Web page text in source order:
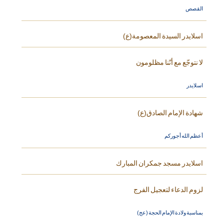
القصص
اسلايدر السيدة المعصومة(ع)
لا نتوجّع مع أنّنا مظلومون
اسلايدر
شهادة الإمام الصادق(ع)
أعظم الله أجوركم
اسلايدر مسجد جمكران المبارك
لزوم الدعاء لتعجيل الفرج
بمناسبة ولادة الإمام الحجة (عج)